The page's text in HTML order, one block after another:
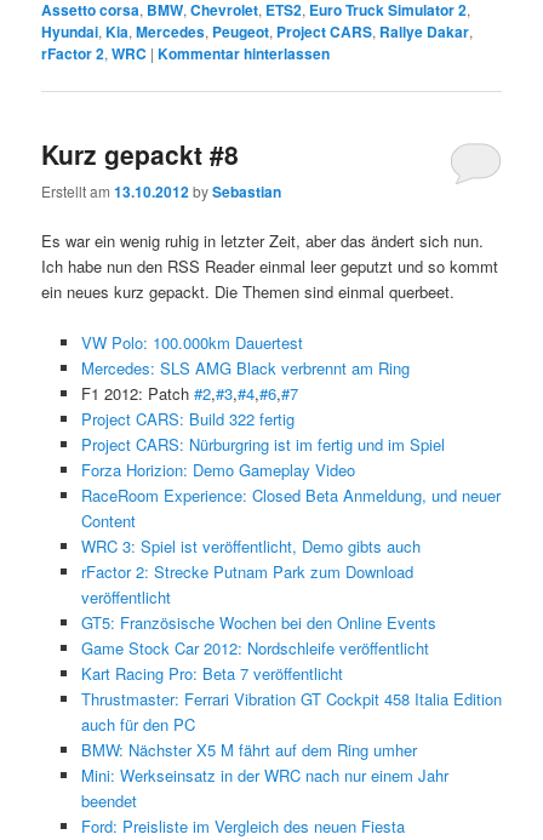
Assetto corsa, BMW,Chevrolet, ETS2, Euro Truck Simulator 2,
Hyundai,Kia,Mercedes, Peugeot, Project CARS, Rallye Dakar,
rFactor 2,WRC |Kommentar hinterlassen
Kurz gepackt #8
Erstellt am13.10.2012bySebastian
Es war ein wenig ruhig in letzter Zeit, aber das ändert sich nun.
Ich habe nun den RSS Reader einmal leer geputzt und so kommt
ein neues kurz gepackt. Die Themen sind einmal querbeet.
VW Polo: 100.000km Dauertest
Mercedes: SLS AMG Black verbrennt am Ring
F1 2012: Patch #2,#3,#4,#6,#7
Project CARS: Build 322 fertig
Project CARS: Nürburgring ist im fertig und im Spiel
Forza Horizion: Demo Gameplay Video
RaceRoom Experience: Closed Beta Anmeldung, und neuer
Content
WRC 3: Spiel ist veröffentlicht, Demo gibts auch
rFactor 2: Strecke Putnam Park zum Download
veröffentlicht
GT5: Französische Wochen bei den Online Events
Game Stock Car 2012: Nordschleife veröffentlicht
Kart Racing Pro: Beta 7 veröffentlicht
Thrustmaster: Ferrari Vibration GT Cockpit 458 Italia Edition
auch für den PC
BMW: Nächster X5 M fährt auf dem Ring umher
Mini: Werkseinsatz in der WRC nach nur einem Jahr
beendet
Ford: Preisliste im Vergleich des neuen Fiesta